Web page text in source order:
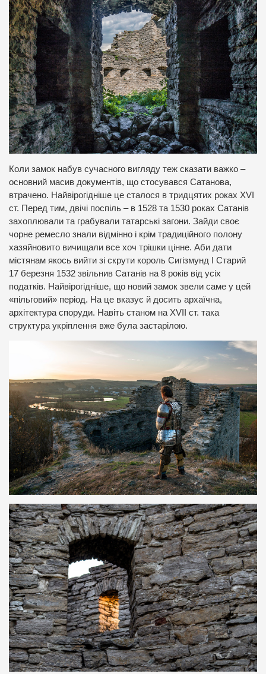
Коли замок набув сучасного вигляду теж сказати важко –
основний масив документів, що стосувався Сатанова,
втрачено. Найвірогідніше це сталося в тридцятих роках XVІ
ст. Перед тим, двічі поспіль – в 1528 та 1530 роках Сатанів
захоплювали та грабували татарські загони. Зайди своє
чорне ремесло знали відмінно і крім традиційного полону
хазяйновито вичищали все хоч трішки цінне. Аби дати
містянам якось вийти зі скрути король Сигізмунд I Старий
17 березня 1532 звільнив Сатанів на 8 років від усіх
податків. Найвірогідніше, що новий замок звели саме у цей
«пільговий» період. На це вказує й досить архаїчна,
архітектура споруди. Навіть станом на XVІІ ст. така
структура укріплення вже була застарілою.